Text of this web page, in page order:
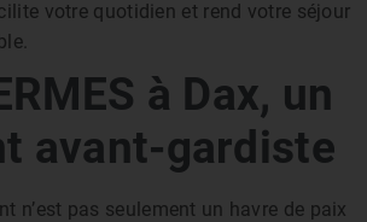
votre quotidien et rend votre séjour
à Dax, un
avant-gardiste
n’est pas seulement un havre de paix